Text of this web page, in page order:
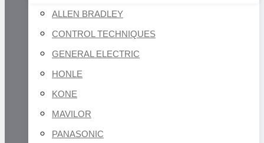
ALLEN BRADLEY
CONTROL TECHNIQUES
GENERAL ELECTRIC
HONLE
KONE
MAVILOR
PANASONIC